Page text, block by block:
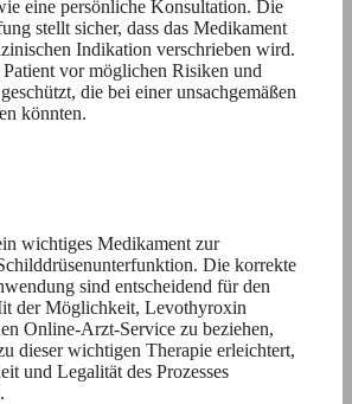
eine persönliche Konsultation. Die
stellt sicher, dass das Medikament
Indikation verschrieben wird.
vor möglichen Risiken und
die bei einer unsachgemäßen
könnten.
wichtiges Medikament zur
Die korrekte
sind entscheidend für den
der Möglichkeit, Levothyroxin
Online-Arzt-Service zu beziehen,
dieser wichtigen Therapie erleichtert,
und Legalität des Prozesses